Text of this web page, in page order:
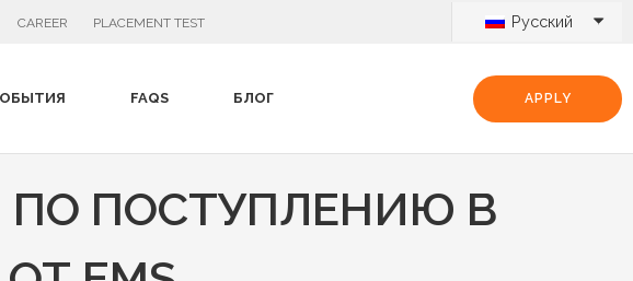
CAREER PLACEMENT TEST Русский
FAQS БЛОГ APPLY
ПО ПОСТУПЛЕНИЮ В